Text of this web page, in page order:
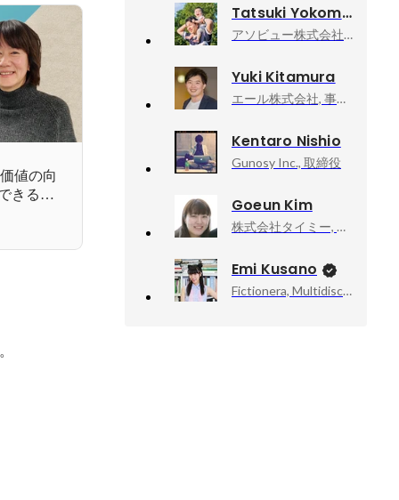
値の向
きるの
Tatsuki Yokomine
アソビュー株式会社, 上級執行役員CPO、マーケットプレイスカンパニーCEO
Yuki Kitamura
エール株式会社, 事業開発
Kentaro Nishio
Gunosy Inc., 取締役
Goeun Kim
株式会社タイミー, 執行役員事業統括
Emi Kusano
Fictionera, Multidisciplinary Artist / CEO / Co-Founder